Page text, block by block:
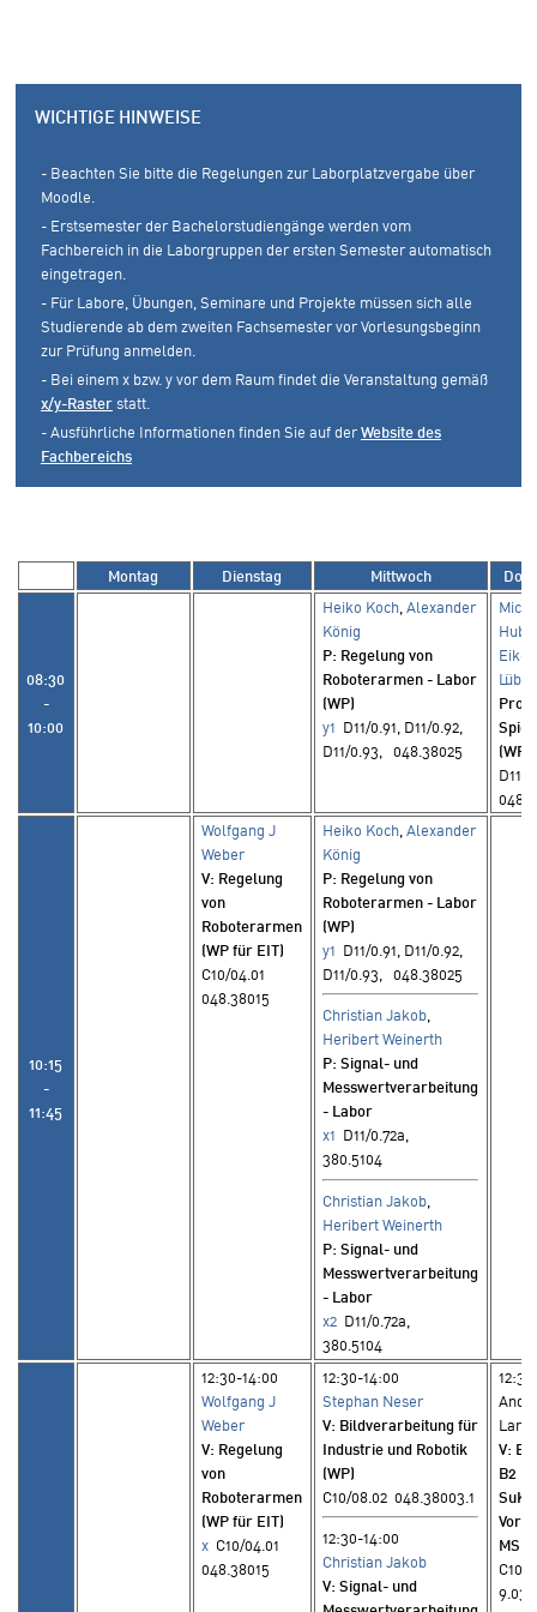
WICHTIGE HINWEISE
- Beachten Sie bitte die Regelungen zur Laborplatzvergabe über
Moodle.
- Erstsemester der Bachelorstudiengänge werden vom
Fachbereich in die Laborgruppen der ersten Semester automatisch
eingetragen.
- Für Labore, Übungen, Seminare und Projekte müssen sich alle
Studierende ab dem zweiten Fachsemester vor Vorlesungsbeginn
zur Prüfung anmelden.
- Bei einem x bzw. y vor dem Raum findet die Veranstaltung gemäß
x/y-Rasterstatt.
- Ausführliche Informationen finden Sie auf derWebsite des
Fachbereichs
Montag Dienstag Mittwoch
08:30
-
10:00
Heiko Koch ,Alexander
König
P: Regelung von
Roboterarmen - Labor
(WP)
y1 D11/0.91, D11/0.92,
D11/0.93, 048.38025
Eiken
Pro
(WP)
D11/
10:15
-
11:45
Wolfgang J
Weber
V: Regelung
von
Roboterarmen
(WP für EIT)
C10/04.01
048.38015
Heiko Koch ,Alexander
König
P: Regelung von
Roboterarmen - Labor
(WP)
y1 D11/0.91, D11/0.92,
D11/0.93, 048.38025
Christian Jakob,
Heribert Weinerth
P: Signal- und
Messwertverarbeitung
- Labor
x1 D11/0.72a,
380.5104
Christian Jakob
Heribert Weinerth
P: Signal- und
Messwertverarbeitung
- Labor
x2 D11/0.72a,
380.5104
12:30-14:00
Wolfgang J
Weber
V: Regelung
von
Roboterarmen
(WP für EIT)
x C10/04.01
048.38015
12:30-14:00
Stephan Neser
V: Bildverarbeitung für
Industrie und Robotik
(WP)
C10/08.02 048.38003.1
12:30-14:00
Christian Jakob
V: Signal- und
V:
B2
SuK
C10/